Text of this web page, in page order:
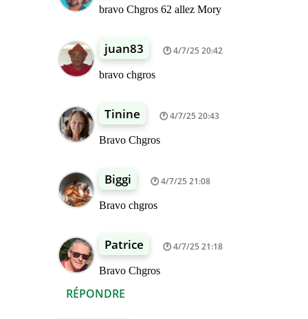
RÉPONDRE
bravo Chgros 62 allez Mory
juan83 4/7/25 20:42
bravo chgros
Tinine 4/7/25 20:43
Bravo Chgros
Biggi 4/7/25 21:08
Bravo chgros
Patrice 4/7/25 21:18
Bravo Chgros